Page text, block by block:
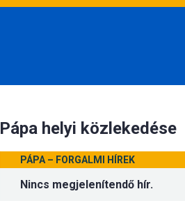
Pápa helyi közlekedése
PÁPA – FORGALMI HÍREK
Nincs megjelenítendő hír.